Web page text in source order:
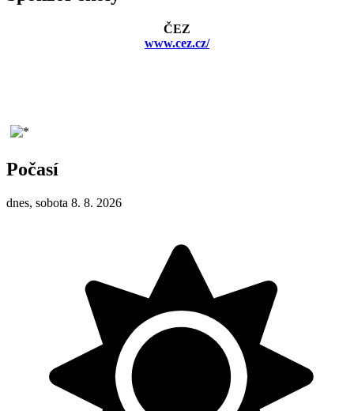
ČEZ
www.cez.cz/
Počasí
dnes, sobota 8. 8. 2026